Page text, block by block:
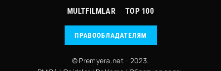
MULTFILMLAR TOP 100
ПРАВООБЛАДАТЕЛЯМ
© Premyera.net - 2023.